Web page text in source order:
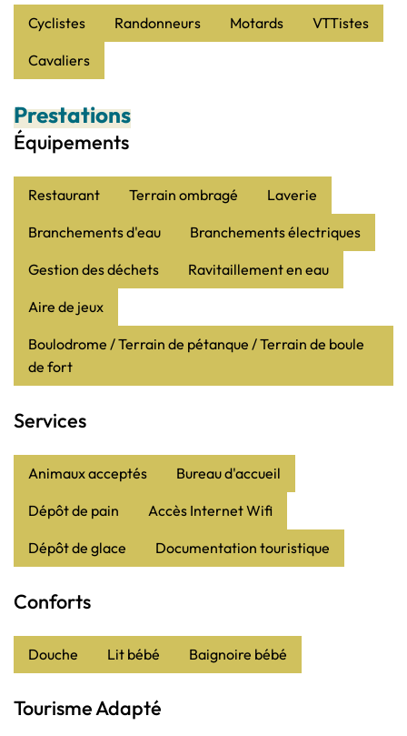
Cyclistes Randonneurs Motards VTTistes
Cavaliers
Prestations
Équipements
Restaurant Terrain ombragé Laverie
Branchements d'eau Branchements électriques
Gestion des déchets Ravitaillement en eau
Aire de jeux
Boulodrome / Terrain de pétanque / Terrain de boule
de fort
Services
Animaux acceptés Bureau d'accueil
Dépôt de pain Accès Internet Wifi
Dépôt de glace Documentation touristique
Conforts
Douche Lit bébé Baignoire bébé
Tourisme Adapté